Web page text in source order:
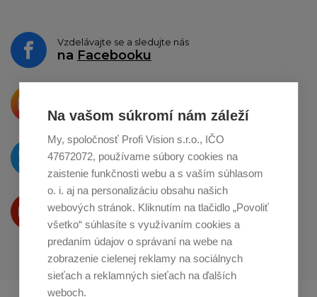
Na vašom súkromí nám záleží
My, spoločnosť Profi Vision s.r.o., IČO
47672072, používame súbory cookies na
zaistenie funkčnosti webu a s vaším súhlasom
o. i. aj na personalizáciu obsahu našich
webových stránok. Kliknutím na tlačidlo „Povoliť
všetko“ súhlasíte s využívaním cookies a
predaním údajov o správaní na webe na
zobrazenie cielenej reklamy na sociálnych
sieťach a reklamných sieťach na ďalších
weboch.
Vzdelávajte se a sledujte nás
na Facebooku
o zdieľanie naInstagrame
O novinkách píšeme
naTwitteri
Produkty Vám predstavujeme
na Youtube